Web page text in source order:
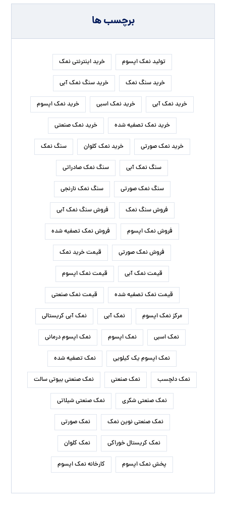
برچسب ها
تولید نمک اپسوم خرید اینترنتی نمک
خرید سنگ نمک خرید سنگ نمک آبی
خرید نمک آبی خرید نمک اسبی خرید نمک اپسوم
خرید نمک تصفیه شده خرید نمک صنعتی
خرید نمک صورتی خرید نمک کلوان سنگ نمک
سنگ نمک آبی سنگ نمک صادراتی
سنگ نمک صورتی سنگ نمک نارنجی
فروش سنگ نمک فروش سنگ نمک آبی
فروش نمک اپسوم فروش نمک تصفیه شده
فروش نمک صورتی قیمت خرید نمک
قیمت نمک آبی قیمت نمک اپسوم
قیمت نمک تصفیه شده قیمت نمک صنعتی
مرکز نمک اپسوم نمک آبی نمک آبی کریستالی
نمک اسبی نمک اپسوم نمک اپسوم درمانی
نمک اپسوم یک کیلویی نمک تصفیه شده
نمک دلچسب نمک صنعتی نمک صنعتی بیوتی سالت
نمک صنعتی شکری نمک صنعتی شیلاتی
نمک صنعتی نوین نمک نمک صورتی
نمک کریستال خوراکی نمک کلوان
پخش نمک اپسوم کارخانه نمک اپسوم